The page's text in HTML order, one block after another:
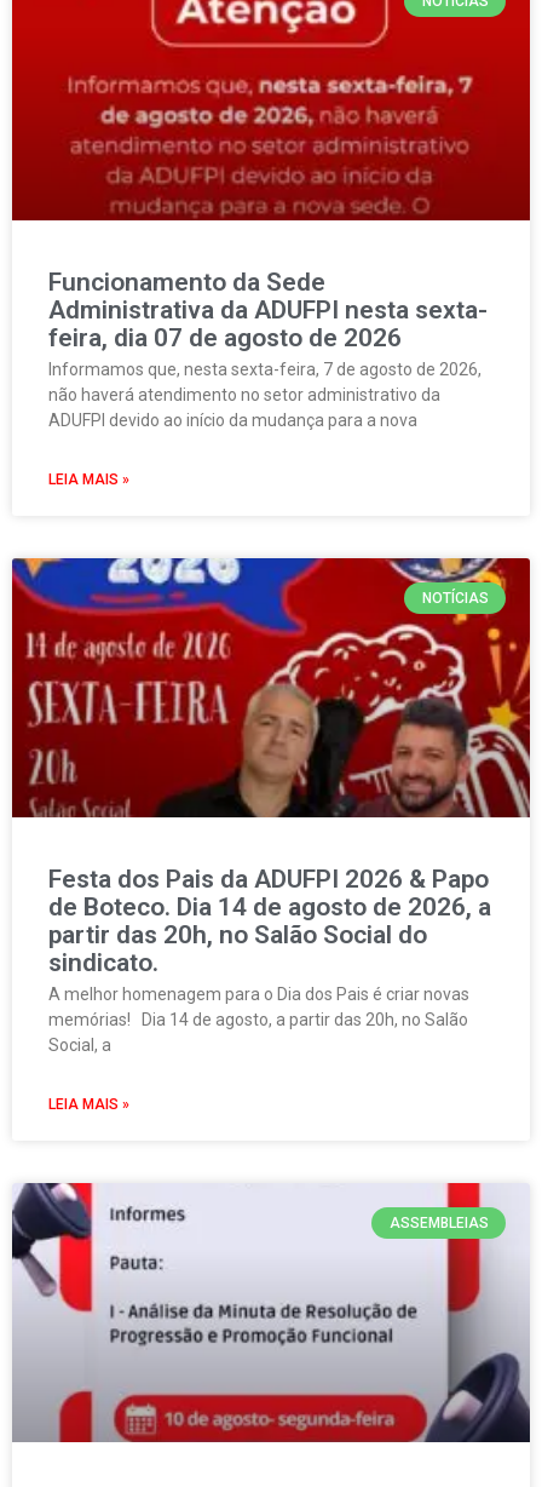
Funcionamento da Sede
Administrativa da ADUFPI nesta sexta-
feira, dia 07 de agosto de 2026
Informamos que, nesta sexta-feira, 7 de agosto de 2026,
não haverá atendimento no setor administrativo da
ADUFPI devido ao início da mudança para a nova
LEIA MAIS »
NOTÍCIAS
Festa dos Pais da ADUFPI 2026 & Papo
de Boteco. Dia 14 de agosto de 2026, a
partir das 20h, no Salão Social do
sindicato.
A melhor homenagem para o Dia dos Pais é criar novas
memórias! Dia 14 de agosto, a partir das 20h, no Salão
Social, a
LEIA MAIS »
ASSEMBLEIAS